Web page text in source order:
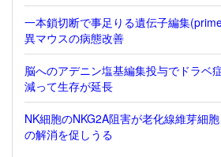
一本鎖切断で事足りる遺伝子編集
異マウスの病態改善
脳へのアデニン塩基編集投与でドラベ
減って生存が延長
NK細胞のNKG2A阻害が老化線維芽細
の解消を促しうる